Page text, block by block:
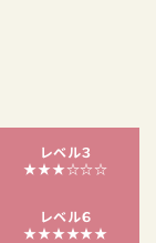
レベル３
★★★☆☆☆
レベル６
★★★★★★